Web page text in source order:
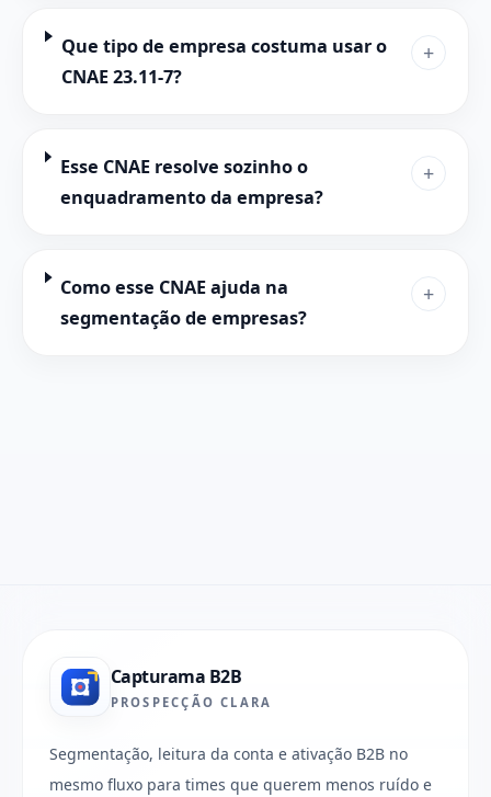
Que tipo de empresa costuma usar o
CNAE 23.11-7?
+
Esse CNAE resolve sozinho o
enquadramento da empresa?
+
Como esse CNAE ajuda na
segmentação de empresas?
+
Capturama B2B
PROSPECÇÃO CLARA
Segmentação, leitura da conta e ativação B2B no
mesmo fluxo para times que querem menos ruído e